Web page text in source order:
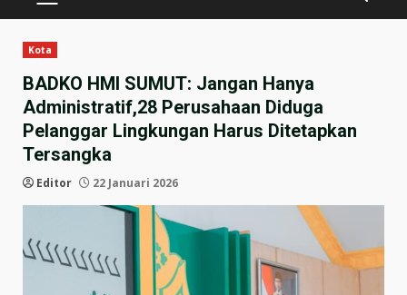
PRIMARY
Kota
BADKO HMI SUMUT: Jangan Hanya
Administratif,28 Perusahaan Diduga
Pelanggar Lingkungan Harus Ditetapkan
Tersangka
Editor 22 Januari 2026